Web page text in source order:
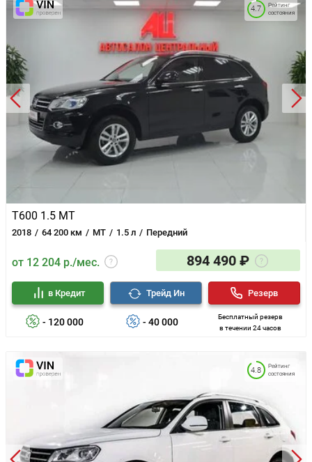
T600 1.5 MT
2018 64 200 км MT 1.5 л Передний
Рейтинг
состояния
4.7
от 12 204 р./мес. 894 490 ₽
- 120 000
в Кредит
- 40 000
Трейд Ин
Бесплатный резерв
в течении 24 часов
Резерв
Рейтинг
состояния
4.8